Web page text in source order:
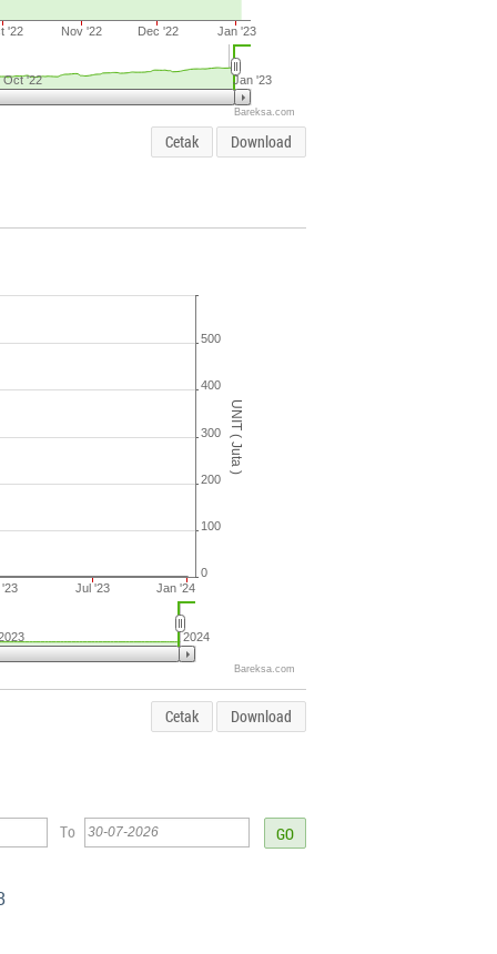
'22 Nov '22 Dec '22 Jan '23
Oct '22 Jan '23
Bareksa.com
Cetak Download
UNIT ( Juta )
'23 Jul '23 Jan '24
0
100
200
300
400
500
2024
Bareksa.com
Cetak Download
To